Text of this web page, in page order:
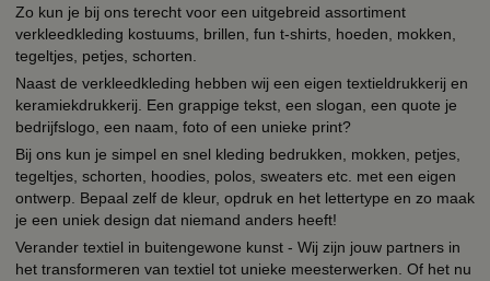
Zo kun je bij ons terecht voor een uitgebreid assortiment
verkleedkleding kostuums, brillen, fun t-shirts, hoeden, mokken,
tegeltjes, petjes, schorten.
Naast de verkleedkleding hebben wij een eigen textieldrukkerij en
keramiekdrukkerij. Een grappige tekst, een slogan, een quote je
bedrijfslogo, een naam, foto of een unieke print?
Bij ons kun je simpel en snel kleding bedrukken, mokken, petjes,
tegeltjes, schorten, hoodies, polos, sweaters etc. met een eigen
ontwerp. Bepaal zelf de kleur, opdruk en het lettertype en zo maak
je een uniek design dat niemand anders heeft!
Verander textiel in buitengewone kunst - Wij zijn jouw partners in
het transformeren van textiel tot unieke meesterwerken. Of het nu